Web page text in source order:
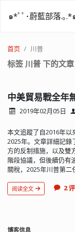
๑*ﾟﾟ･蔚藍部落.｡.*
首页 川普
标签 川普 下的文章
中美貿易戰全年
2019年02月05日
本文追蹤了自2016年
2025年。文章詳細記
方的反制措施，以及雙
階段協議，但後續仍有
關稅，2025年川普第二
阅读全文 2
博客信息